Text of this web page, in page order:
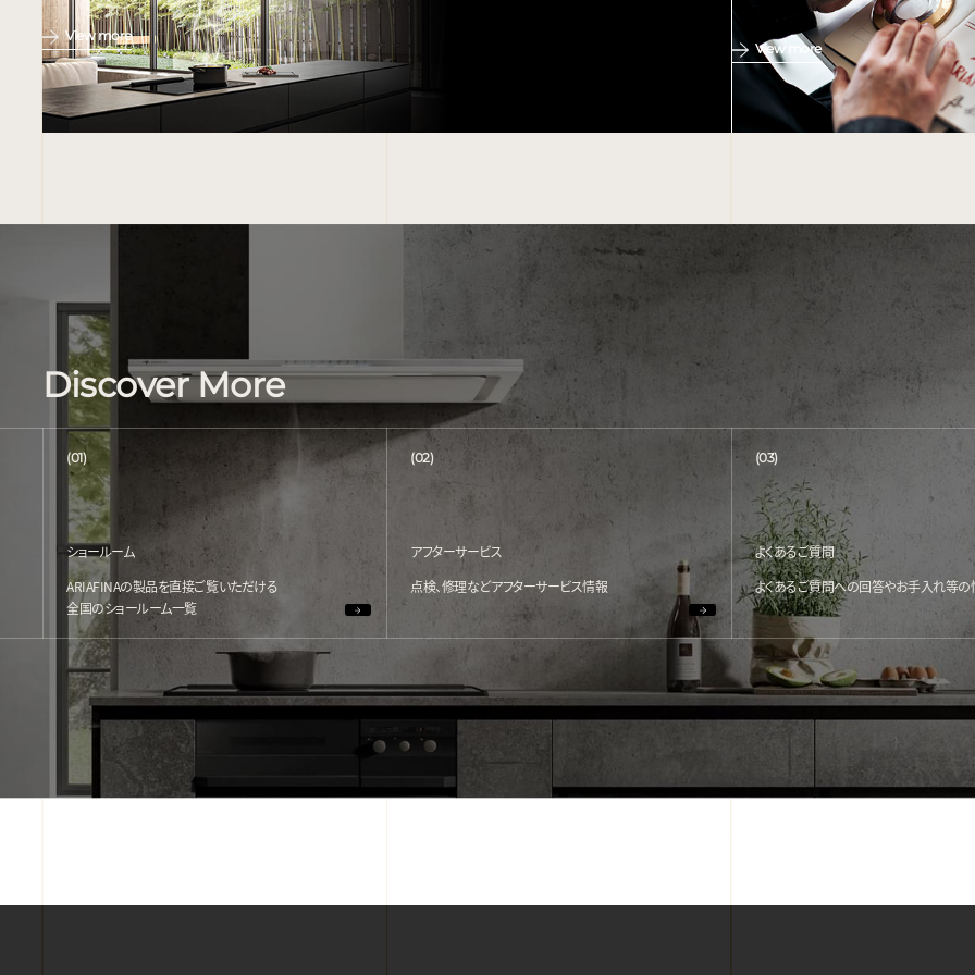
View more
View more
Discover More
(01)
ショールーム
ARIAFINAの製品を直接ご覧いただける
全国のショールーム一覧
(02)
アフターサービス
点検、修理などアフターサービス情報
(03)
よくあるご質問
よくあるご質問への回答やお手入れ等の